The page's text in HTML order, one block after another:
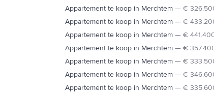
Appartement te koop in Merchtem — €
Appartement te koop in Merchtem — €
Appartement te koop in Merchtem — €
Appartement te koop in Merchtem — €
Appartement te koop in Merchtem — €
Appartement te koop in Merchtem — €
Appartement te koop in Merchtem — €